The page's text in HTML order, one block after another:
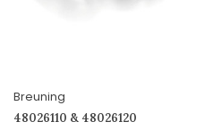
Breuning
48026110 & 48026120